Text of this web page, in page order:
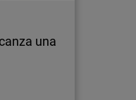
una